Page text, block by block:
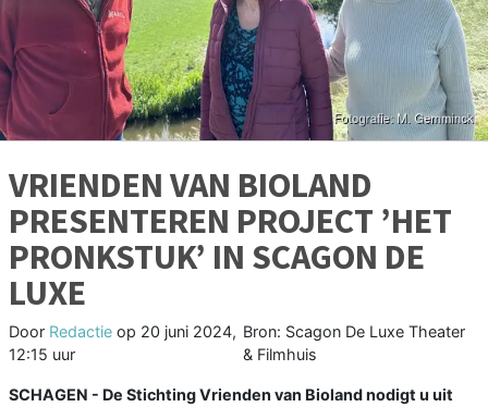
VRIENDEN VAN BIOLAND
PRESENTEREN PROJECT ’HET
PRONKSTUK’ IN SCAGON DE
LUXE
Door Redactie op 20 juni 2024,
12:15 uur
Bron: Scagon De Luxe Theater
& Filmhuis
SCHAGEN - De Stichting Vrienden van Bioland nodigt u uit